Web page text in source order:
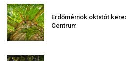
Erdőmérnök oktatót
Centrum